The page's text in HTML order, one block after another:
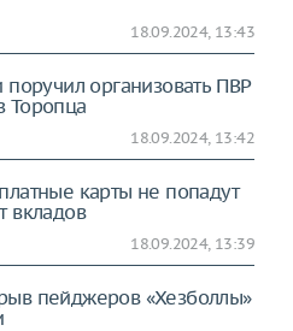
18.09.2024, 13:43
поручил организовать ПВР
Торопца
18.09.2024, 13:42
карты не попадут
вкладов
18.09.2024, 13:39
пейджеров «Хезболлы»